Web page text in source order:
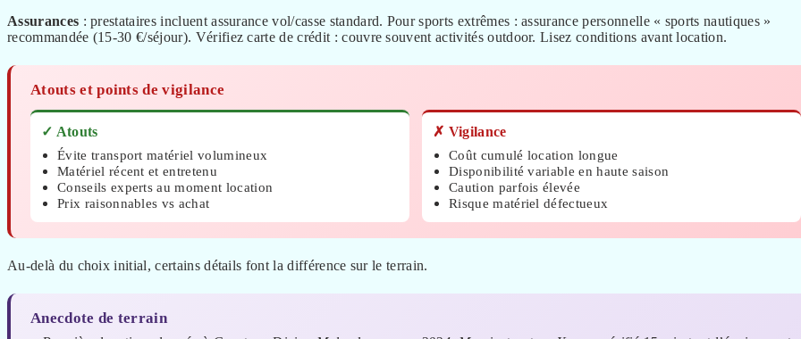
Assurances : prestataires incluent assurance vol/casse standard. Pour sports extrêmes : assurance personnelle « sports nautiques »
recommandée (15-30 €/séjour). Vérifiez carte de crédit : couvre souvent activités outdoor. Lisez conditions avant location.
Atouts et points de vigilance
✓ Atouts
Évite transport matériel volumineux
Matériel récent et entretenu
Conseils experts au moment location
Prix raisonnables vs achat
✗ Vigilance
Coût cumulé location longue
Disponibilité variable en haute saison
Caution parfois élevée
Risque matériel défectueux
Au-delà du choix initial, certains détails font la différence sur le terrain.
Anecdote de terrain